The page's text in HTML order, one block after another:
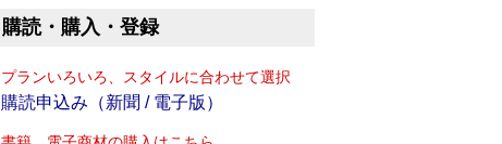
購読・購入・登録
プランいろいろ、スタイルに合わせて選択
購読申込み（新聞 / 電子版）